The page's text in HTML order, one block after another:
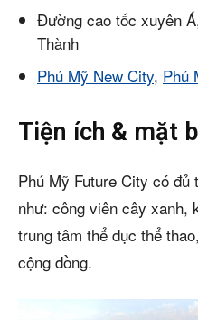
Đường cao tốc xuyên
Thành
Phú Mỹ New City, Phú
Tiện ích & mặt
Phú Mỹ Future City có
như: công viên cây xanh,
trung tâm thể dục thể
cộng đồng.